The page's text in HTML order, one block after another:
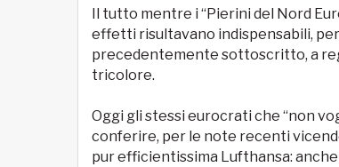
Il tutto mentre i “Pierini del Nord
effetti risultavano indispensabili,
precedentemente sottoscritto, a
tricolore.
Oggi gli stessi eurocrati che “non
conferire, per le note recenti
pur efficientissima Lufthansa: